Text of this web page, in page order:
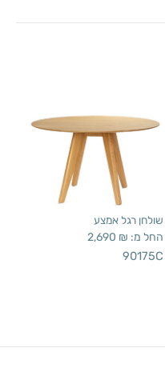
שולחן רגל אמצע
החל מ: 2,690 ₪
90175C